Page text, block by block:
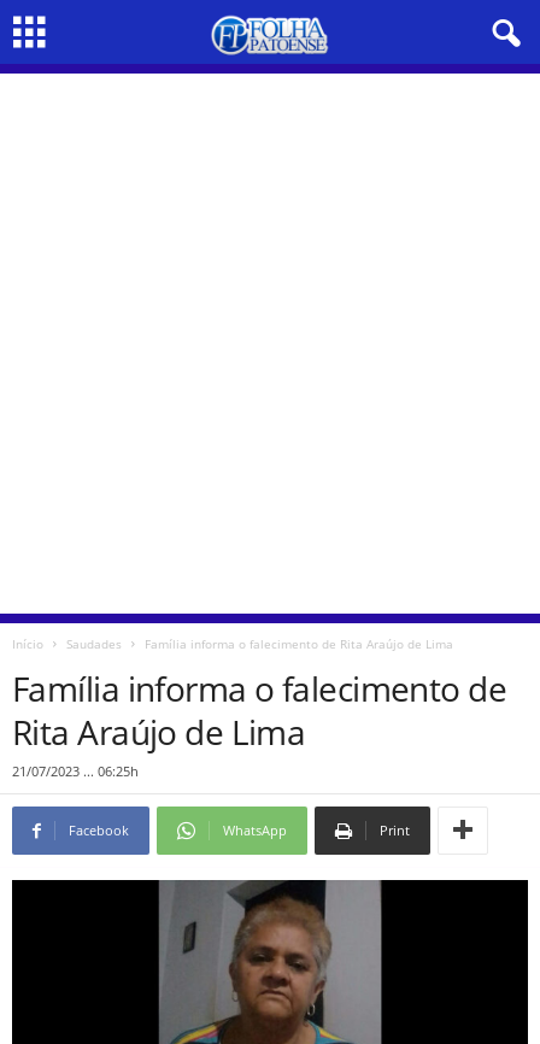
Início Saudades Família informa o falecimento de Rita Araújo de Lima
Família informa o falecimento de
Rita Araújo de Lima
21/07/2023 ... 06:25h
Facebook WhatsApp Print